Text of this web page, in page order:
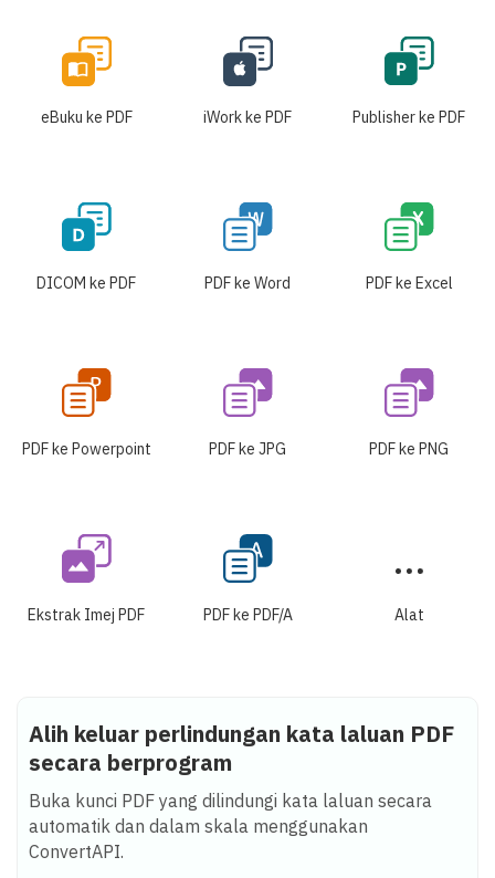
eBuku ke PDF iWork ke PDF Publisher ke PDF
DICOM ke PDF PDF ke Word PDF ke Excel
PDF ke Powerpoint PDF ke JPG PDF ke PNG
Ekstrak Imej PDF PDF ke PDF/A Alat
Alih keluar perlindungan kata laluan PDF
secara berprogram
Buka kunci PDF yang dilindungi kata laluan secara
automatik dan dalam skala menggunakan
ConvertAPI.